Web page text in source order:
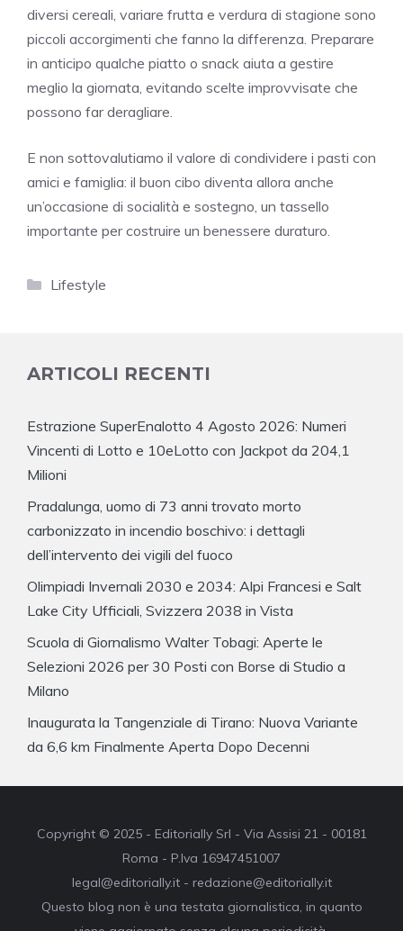
diversi cereali, variare frutta e verdura di stagione sono
piccoli accorgimenti che fanno la differenza. Preparare
in anticipo qualche piatto o snack aiuta a gestire
meglio la giornata, evitando scelte improvvisate che
possono far deragliare.
E non sottovalutiamo il valore di condividere i pasti con
amici e famiglia: il buon cibo diventa allora anche
un’occasione di socialità e sostegno, un tassello
importante per costruire un benessere duraturo.
Categorie
Lifestyle
ARTICOLI RECENTI
Estrazione SuperEnalotto 4 Agosto 2026: Numeri
Vincenti di Lotto e 10eLotto con Jackpot da 204,1
Milioni
Pradalunga, uomo di 73 anni trovato morto
carbonizzato in incendio boschivo: i dettagli
dell’intervento dei vigili del fuoco
Olimpiadi Invernali 2030 e 2034: Alpi Francesi e Salt
Lake City Ufficiali, Svizzera 2038 in Vista
Scuola di Giornalismo Walter Tobagi: Aperte le
Selezioni 2026 per 30 Posti con Borse di Studio a
Milano
Inaugurata la Tangenziale di Tirano: Nuova Variante
da 6,6 km Finalmente Aperta Dopo Decenni
Copyright © 2025 - Editorially Srl - Via Assisi 21 - 00181
Roma - P.Iva 16947451007
legal@editorially.it - redazione@editorially.it
Questo blog non è una testata giornalistica, in quanto